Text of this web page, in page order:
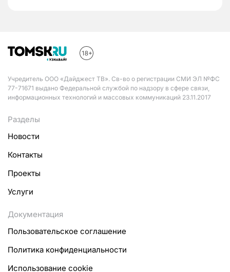
Учредитель ООО «Дайджест ТВ». Св-во о регистрации СМИ ЭЛ №ФС
77-71671 выдано Федеральной службой по надзору в сфере связи,
информационных технологий и массовых коммуникаций 23.11.2017
Разделы
Новости
Контакты
Проекты
Услуги
Документация
Пользовательское соглашение
Политика конфиденциальности
Использование cookie